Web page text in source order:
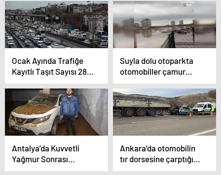
yaptı
sürücünün serbest
bırakılmasına itiraz etti
Ocak Ayında Trafiğe
Kayıtlı Taşıt Sayısı 28
Milyon 951 Bin 792 Oldu
Suyla dolu otoparkta
otomobiller çamur
boyasına büründü
Antalya’da Kuvvetli
Yağmur Sonrası
Otoparklar Sular
Ankara’da otomobilin
tır dorsesine çarptığı
kazada 2 kişi hayatını